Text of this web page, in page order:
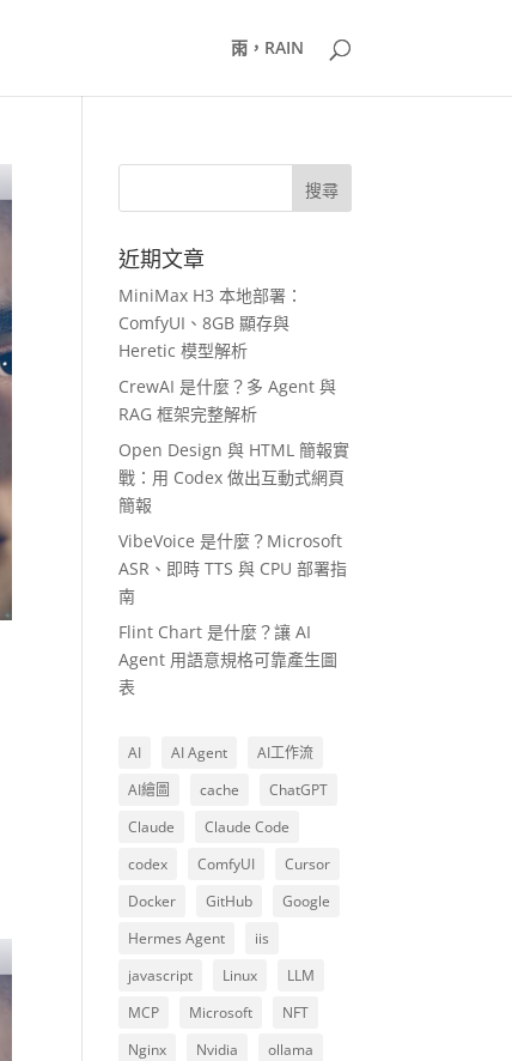
雨，RAIN
近期文章
MiniMax H3 本地部署：
ComfyUI、8GB 顯存與
Heretic 模型解析
CrewAI 是什麼？多 Agent 與
RAG 框架完整解析
Open Design 與 HTML 簡報實
戰：用 Codex 做出互動式網頁
簡報
VibeVoice 是什麼？Microsoft
ASR、即時 TTS 與 CPU 部署指
南
Flint Chart 是什麼？讓 AI
Agent 用語意規格可靠產生圖
表
AI AI Agent
AI工作流
AI繪圖
cache
ChatGPT
Claude
Claude Code
codex
ComfyUI
Cursor
Docker
GitHub
Google
Hermes Agent
iis
javascript
Linux
LLM
MCP
Microsoft
NFT
Nginx
Nvidia
ollama